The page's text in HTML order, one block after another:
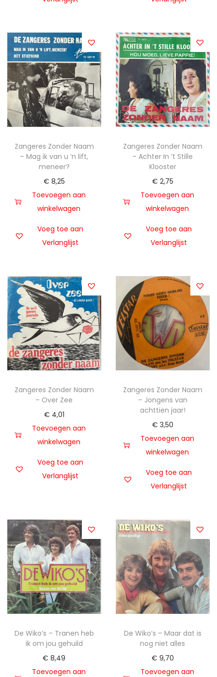
Zangeres Zonder Naam
– Mag ik van u ’n lift,
meneer?
€ 8,25
Toevoegen aan
winkelwagen
Voeg toe aan
Verlanglijst
Zangeres Zonder Naam
– Achter In ’t Stille
Klooster
€ 2,75
Toevoegen aan
winkelwagen
Voeg toe aan
Verlanglijst
Zangeres Zonder Naam
– Over Zee
€ 4,01
Toevoegen aan
winkelwagen
Voeg toe aan
Verlanglijst
Zangeres Zonder Naam
– Jongens van
achttien jaar!
€ 3,50
Toevoegen aan
winkelwagen
Voeg toe aan
Verlanglijst
De Wiko’s – Tranen heb
ik om jou gehuild
€ 8,49
Toevoegen aan
De Wiko’s – Maar dat is
nog niet alles
€ 9,70
Toevoegen aan